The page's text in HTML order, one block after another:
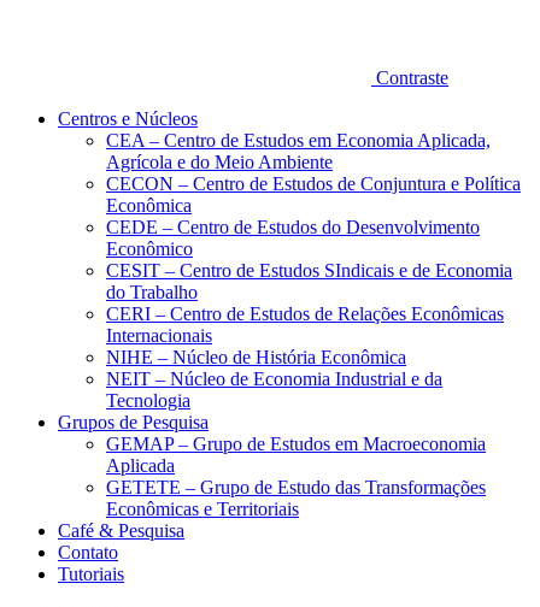
Contraste
Centros e Núcleos
CEA – Centro de Estudos em Economia Aplicada,
Agrícola e do Meio Ambiente
CECON – Centro de Estudos de Conjuntura e Política
Econômica
CEDE – Centro de Estudos do Desenvolvimento
Econômico
CESIT – Centro de Estudos SIndicais e de Economia
do Trabalho
CERI – Centro de Estudos de Relações Econômicas
Internacionais
NIHE – Núcleo de História Econômica
NEIT – Núcleo de Economia Industrial e da
Tecnologia
Grupos de Pesquisa
GEMAP – Grupo de Estudos em Macroeconomia
Aplicada
GETETE – Grupo de Estudo das Transformações
Econômicas e Territoriais
Café & Pesquisa
Contato
Tutoriais